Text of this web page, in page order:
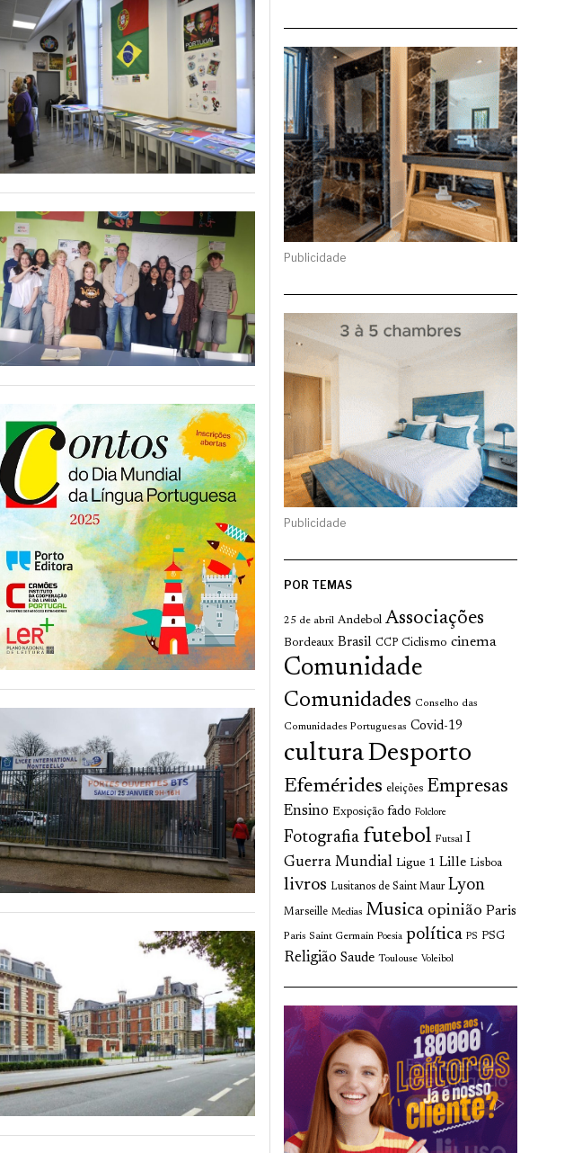
Publicidade
Publicidade
POR TEMAS
25 de abril Andebol Associações
Bordeaux Brasil CCP Ciclismo cinema
Comunidade
Comunidades Conselho das
Comunidades Portuguesas Covid-19
culturaDesporto
Efemérides eleições Empresas
Ensino Exposição fado Folclore
Fotografia futebol Futsal I
Guerra Mundial Ligue 1 Lille Lisboa
livros Lusitanos de Saint Maur Lyon
Marseille Medias Musica opinião Paris
Paris Saint Germain Poesia política PS PSG
Religião Saude Toulouse Voleibol